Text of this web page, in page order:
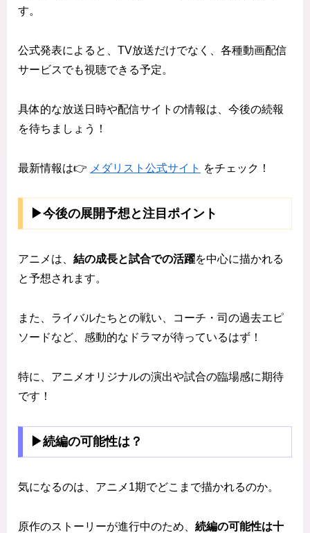
す。
公式発表によると、TV放送だけでなく、各種動画配信
サービスでも視聴できる予定。
具体的な放送日時や配信サイトの情報は、今後の続報
を待ちましょう！
最新情報は👉 メダリスト公式サイト をチェック！
▶今後の展開予想と注目ポイント
アニメは、 結の成長と試合での活躍を中心に描かれる
と予想されます。
また、ライバルたちとの戦い、コーチ・司の過去エピ
ソードなど、感動的なドラマが待っているはず！
特に、アニメオリジナルの演出や試合の臨場感に期待
です！
▶続編の可能性は？
気になるのは、アニメ1期でどこまで描かれるのか。
原作のストーリーが進行中のため、 続編の可能性は十